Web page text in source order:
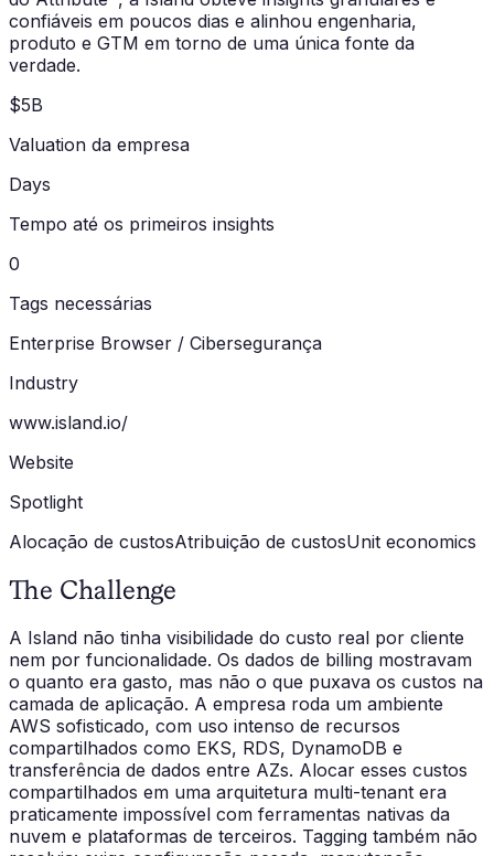
confiáveis em poucos dias e alinhou engenharia,
produto e GTM em torno de uma única fonte da
verdade.
$5B
Valuation da empresa
Days
Tempo até os primeiros insights
0
Tags necessárias
Enterprise Browser / Cibersegurança
Industry
www.island.io/
Website
Spotlight
Alocação de custosAtribuição de custosUnit economics
The Challenge
A Island não tinha visibilidade do custo real por cliente
nem por funcionalidade. Os dados de billing mostravam
o quanto era gasto, mas não o que puxava os custos na
camada de aplicação. A empresa roda um ambiente
AWS sofisticado, com uso intenso de recursos
compartilhados como EKS, RDS, DynamoDB e
transferência de dados entre AZs. Alocar esses custos
compartilhados em uma arquitetura multi-tenant era
praticamente impossível com ferramentas nativas da
nuvem e plataformas de terceiros. Tagging também não